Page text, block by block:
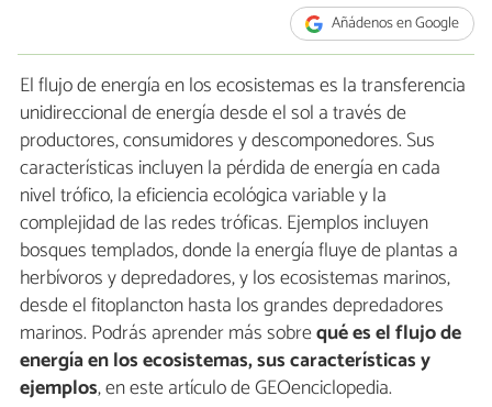
Añádenos en Google
El flujo de energía en los ecosistemas es la transferencia
unidireccional de energía desde el sol a través de
productores, consumidores y descomponedores. Sus
características incluyen la pérdida de energía en cada
nivel trófico, la eficiencia ecológica variable y la
complejidad de las redes tróficas. Ejemplos incluyen
bosques templados, donde la energía fluye de plantas a
herbívoros y depredadores, y los ecosistemas marinos,
desde el fitoplancton hasta los grandes depredadores
marinos. Podrás aprender más sobrequé es el flujo de
energía en los ecosistemas, sus características y
ejemplos, en este artículo de GEOenciclopedia.